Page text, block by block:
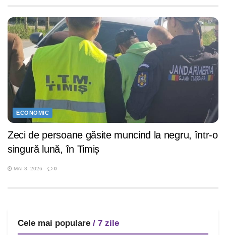
ECONOMIC
Zeci de persoane găsite muncind la negru, într-o
singură lună, în Timiș
MAI 8, 2026 0
Cele mai populare / 7 zile